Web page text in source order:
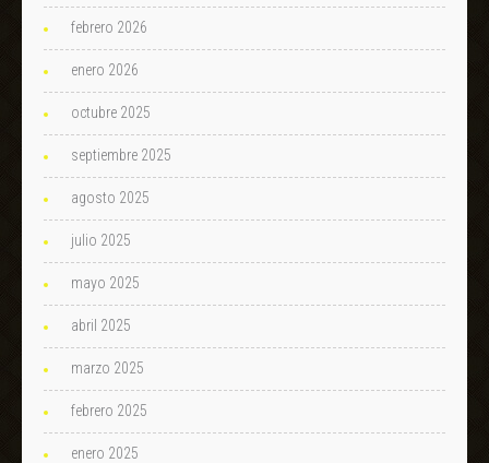
febrero 2026
enero 2026
octubre 2025
septiembre 2025
agosto 2025
julio 2025
mayo 2025
abril 2025
marzo 2025
febrero 2025
enero 2025